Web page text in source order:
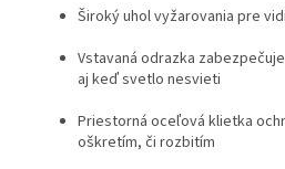
Široký uhol vyžarovania pre
Vstavaná odrazka
aj keď svetlo nesvieti
Priestorná oceľová klietka
oškretím, či rozbitím